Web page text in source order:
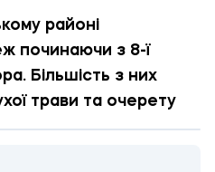
районі
починаючи з 8-ї
Більшість з них
трави та очерету